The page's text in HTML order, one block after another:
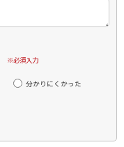
※必須入力
分かりにくかった